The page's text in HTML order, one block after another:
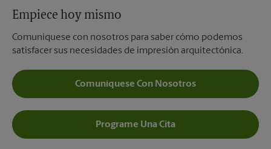
Empiece hoy mismo
Comuníquese con nosotros para saber cómo podemos
satisfacer sus necesidades de impresión arquitectónica.
Comuníquese Con Nosotros
Programe Una Cita